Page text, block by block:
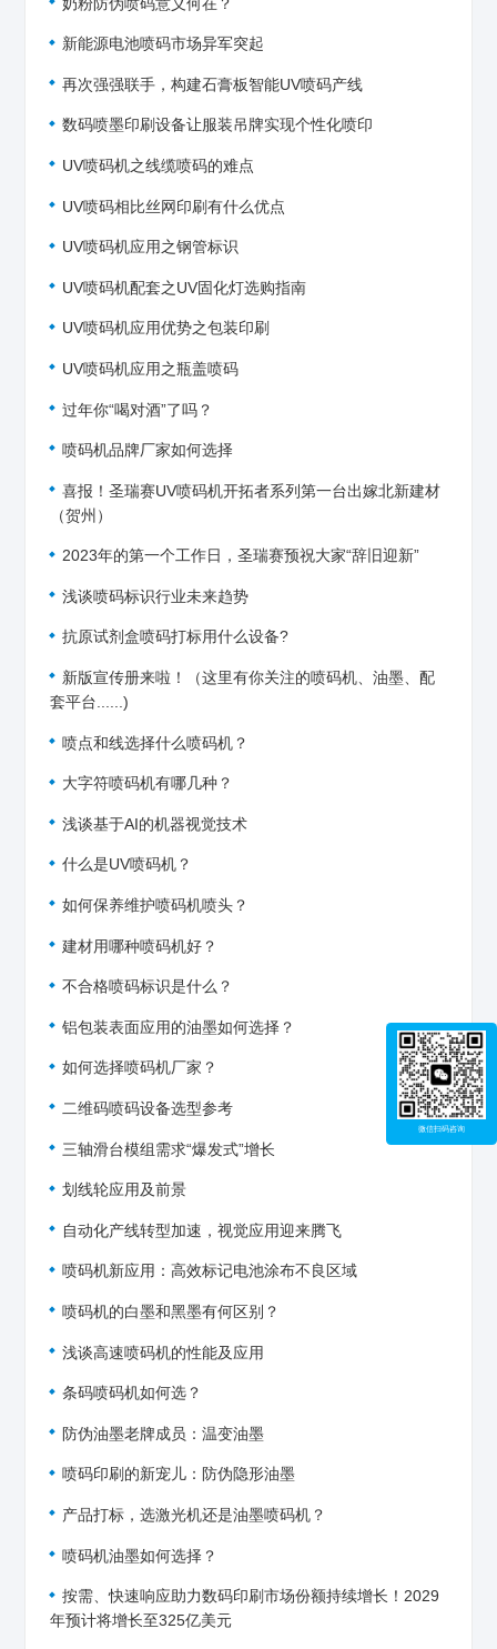
新能源电池喷码市场异军突起
再次强强联手，构建石膏板智能UV喷码产线
数码喷墨印刷设备让服装吊牌实现个性化喷印
UV喷码机之线缆喷码的难点
UV喷码相比丝网印刷有什么优点
UV喷码机应用之钢管标识
UV喷码机配套之UV固化灯选购指南
UV喷码机应用优势之包装印刷
UV喷码机应用之瓶盖喷码
过年你“喝对酒”了吗？
喷码机品牌厂家如何选择
喜报！圣瑞赛UV喷码机开拓者系列第一台出嫁北新建材
（贺州）
2023年的第一个工作日，圣瑞赛预祝大家“辞旧迎新”
浅谈喷码标识行业未来趋势
抗原试剂盒喷码打标用什么设备?
新版宣传册来啦！（这里有你关注的喷码机、油墨、配
套平台......)
喷点和线选择什么喷码机？
大字符喷码机有哪几种？
浅谈基于AI的机器视觉技术
什么是UV喷码机？
如何保养维护喷码机喷头？
建材用哪种喷码机好？
不合格喷码标识是什么？
铝包装表面应用的油墨如何选择？
如何选择喷码机厂家？
二维码喷码设备选型参考
三轴滑台模组需求“爆发式”增长
划线轮应用及前景
自动化产线转型加速，视觉应用迎来腾飞
喷码机新应用：高效标记电池涂布不良区域
喷码机的白墨和黑墨有何区别？
浅谈高速喷码机的性能及应用
条码喷码机如何选？
防伪油墨老牌成员：温变油墨
喷码印刷的新宠儿：防伪隐形油墨
产品打标，选激光机还是油墨喷码机？
喷码机油墨如何选择？
按需、快速响应助力数码印刷市场份额持续增长！2029
年预计将增长至325亿美元
微信扫码咨询